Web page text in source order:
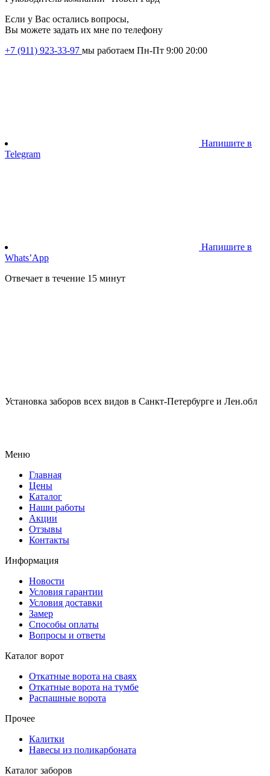
Если у Вас остались вопросы,
Вы можете задать их мне по телефону
+7 (911) 923-33-97 мы работаем Пн-Пт 9:00 20:00
Напишите в
Telegram
Напишите в
Whats’App
Отвечает в течение 15 минут
Установка заборов всех видов в Санкт-Петербурге и Лен.обл
Меню
Главная
Цены
Каталог
Наши работы
Акции
Отзывы
Контакты
Информация
Новости
Условия гарантии
Условия доставки
Замер
Способы оплаты
Вопросы и ответы
Каталог ворот
Откатные ворота на сваях
Откатные ворота на тумбе
Распашные ворота
Прочее
Калитки
Навесы из поликарбоната
Каталог заборов